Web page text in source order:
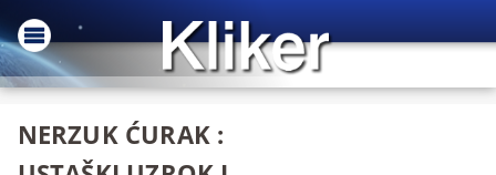
NERZUK ĆURAK :